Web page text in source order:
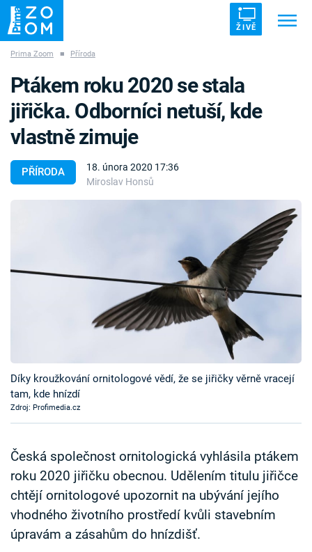
ŽIVĚ
ZÁHADY VETŘELCI DÁVNOVĚKU
Témata
Sledujte prima+
Přihlášení
Sledujte nás
Prima Zoom ■ Příroda
PŘÍRODA
18. února 2020 17:36
Miroslav Honsů
Ptákem roku 2020 se stala
jiřička. Odborníci netuší, kde
vlastně zimuje
Díky kroužkování ornitologové vědí, že se jiřičky věrně vracejí
tam, kde hnízdí
Zdroj: Profimedia.cz
Česká společnost ornitologická vyhlásila ptákem
roku 2020 jiřičku obecnou. Udělením titulu jiřičce
chtějí ornitologové upozornit na ubývání jejího
vhodného životního prostředí kvůli stavebním
úpravám a zásahům do hnízdišť.